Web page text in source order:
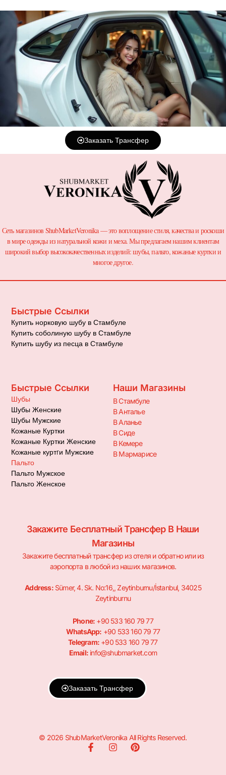
Заказать Трансфер
Сеть магазинов ShubMarketVeronika — это воплощение стиля, качества и роскоши
в мире одежды из натуральной кожи и меха. Мы предлагаем нашим клиентам
широкий выбор высококачественных изделий: шубы, пальто, кожаные куртки и
многое другое.
Быстрые Ссылки
Купить норковую шубу в Стамбуле
Купить соболиную шубу в Стамбуле
Купить шубу из песца в Стамбуле
Быстрые Ссылки
Шубы
Шубы Женские
Шубы Мужские
Кожаные Куртки
Кожаные Куртки Женские
Кожаные куртrи Мужские
Пальто
Пальто Мужское
Пальто Женское
Наши Магазины
В Стамбуле
В Анталье
В Аланье
В Сиде
В Кемере
В Мармарисе
Закажите Бесплатный Трансфер В Наши
Магазины
Закажите бесплатный трансфер из отеля и обратно или из
аэропорта в любой из наших магазинов.
Address:Sümer, 4. Sk. No:16,, Zeytinburnu/İstanbul, 34025
Zeytinburnu
Phone: +90 533 160 79 77
WhatsApp: +90 533 160 79 77
Telegram: +90 533 160 79 77
Email: info@shubmarket.com
Заказать Трансфер
© 2026 ShubMarketVeronika All Rights Reserved.
F
I
P